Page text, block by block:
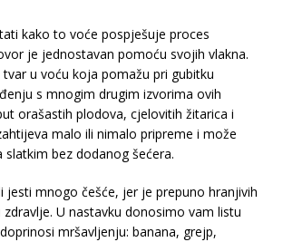
kako to voće pospješuje proces
je jednostavan pomoću svojih vlakna.
tvar u voću koja pomažu pri gubitku
s mnogim drugim izvorima ovih
orašastih plodova, cjelovitih žitarica i
malo ili nimalo pripreme i može
slatkim bez dodanog šećera.
jesti mnogo češće, jer je prepuno hranjivih
U nastavku donosimo vam listu
mršavljenju: banana, grejp,